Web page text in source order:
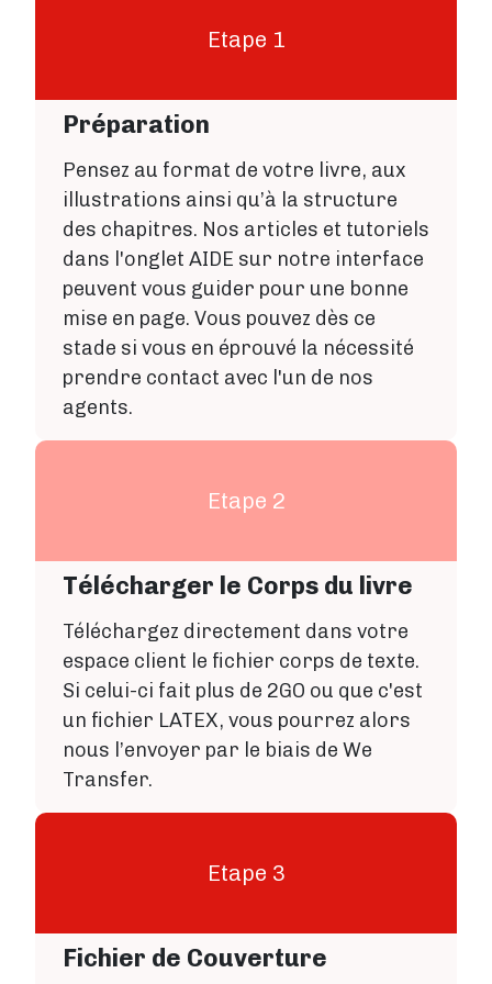
Etape 1
Préparation
Pensez au format de votre livre, aux
illustrations ainsi qu’à la structure
des chapitres. Nos articles et tutoriels
dans l'onglet AIDE sur notre interface
peuvent vous guider pour une bonne
mise en page. Vous pouvez dès ce
stade si vous en éprouvé la nécessité
prendre contact avec l'un de nos
agents.
Etape 2
Télécharger le Corps du livre
Téléchargez directement dans votre
espace client le fichier corps de texte.
Si celui-ci fait plus de 2GO ou que c'est
un fichier LATEX, vous pourrez alors
nous l’envoyer par le biais de We
Transfer.
Etape 3
Fichier de Couverture